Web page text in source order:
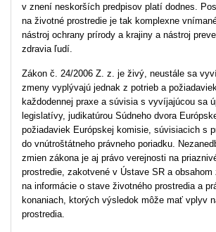
v znení neskorších predpisov platí dodnes.
na životné prostredie je tak komplexne
nástroj ochrany prírody a krajiny a nástroj
zdravia ľudí.
Zákon č. 24/2006 Z. z. je živý, neustále sa
zmeny vyplývajú jednak z potrieb a
každodennej praxe a súvisia s vyvíjajúcou sa
legislatívy, judikatúrou Súdneho dvora
požiadaviek Európskej komisie, súvisiacich s
do vnútroštátneho právneho poriadku.
zmien zákona je aj právo verejnosti na
prostredie, zakotvené v Ústave SR a obsahom
na informácie o stave životného prostredia a
konaniach, ktorých výsledok môže mať vplyv
prostredia.